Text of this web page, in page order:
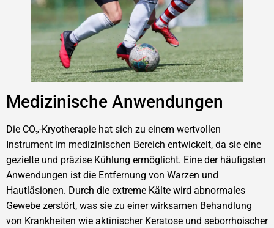
Medizinische Anwendungen
Die CO₂-Kryotherapie hat sich zu einem wertvollen
Instrument im medizinischen Bereich entwickelt, da sie eine
gezielte und präzise Kühlung ermöglicht. Eine der häufigsten
Anwendungen ist die Entfernung von Warzen und
Hautläsionen. Durch die extreme Kälte wird abnormales
Gewebe zerstört, was sie zu einer wirksamen Behandlung
von Krankheiten wie aktinischer Keratose und seborrhoischer